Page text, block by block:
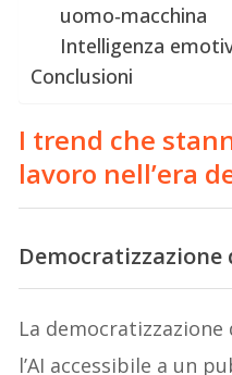
uomo‑macchina
Intelligenza
Conclusioni
I trend che
lavoro nell’era
La
l’AI accessibile a un